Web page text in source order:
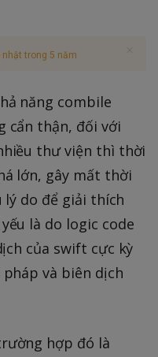
nhật trong 5 năm
năng combile
cẩn thận, đối với
thư viện thì thời
lớn, gây mất thời
lý do để giải thích
là do logic code
của swift cực kỳ
và biên dịch
hợp đó là